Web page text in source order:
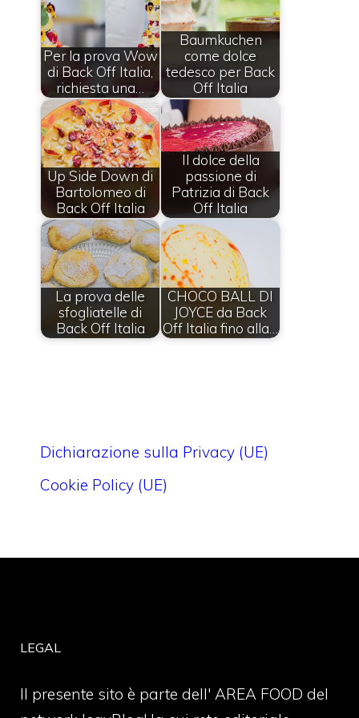
Per la prova Wow
di Back Off Italia,
richiesta una…
Baumkuchen
come dolce
tedesco per Back
Off Italia
Up Side Down di
Bartolomeo di
Back Off Italia
Il dolce della
passione di
Patrizia di Back
Off Italia
La prova delle
sfogliatelle di
Back Off Italia
CHOCO BALL DI
JOYCE da Back
Off Italia fino alla…
Dichiarazione sulla Privacy (UE)
Cookie Policy (UE)
LEGAL
Il presente sito è parte dell' AREA FOOD del